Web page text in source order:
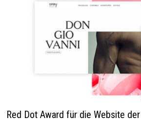
Red Dot Award für die Website